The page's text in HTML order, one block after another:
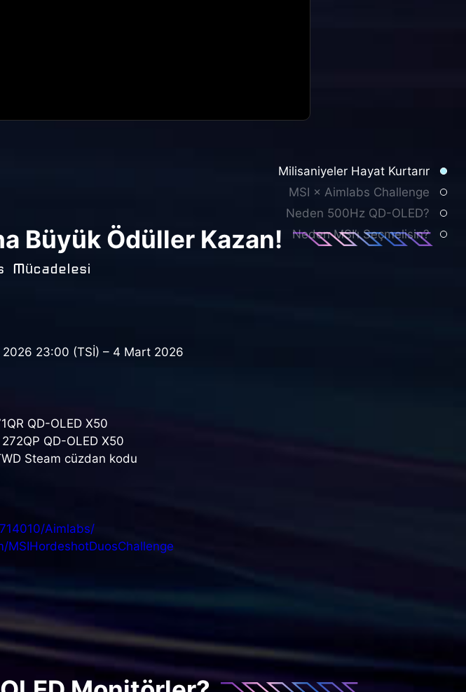
Milisaniyeler Hayat Kurtarır
MSI × Aimlabs Challenge
Neden 500Hz QD-OLED?
Neden MSI’ı Seçmelisin?
Büyük Ödüller Kazan!
Mücadelesi
23:00 (TSİ) – 4 Mart 2026
QD-OLED X50
QD-OLED X50
Steam cüzdan kodu
Aimlabs/
MSIHordeshotDuosChallenge